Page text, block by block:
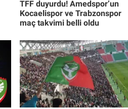
TFF duyurdu! Amedspor’un
Kocaelispor ve Trabzonspor
maç takvimi belli oldu